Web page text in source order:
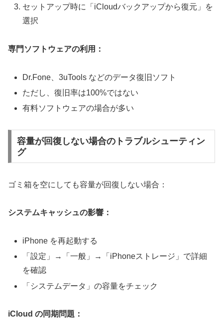
セットアップ時に「iCloudバックアップから復元」を
選択
専門ソフトウェアの利用：
Dr.Fone、3uTools などのデータ復旧ソフト
ただし、復旧率は100%ではない
有料ソフトウェアの場合が多い
容量が回復しない場合のトラブルシューティン
グ
ゴミ箱を空にしても容量が回復しない場合：
システムキャッシュの影響：
iPhone を再起動する
「設定」→「一般」→「iPhoneストレージ」で詳細
を確認
「システムデータ」の容量をチェック
iCloud の同期問題：